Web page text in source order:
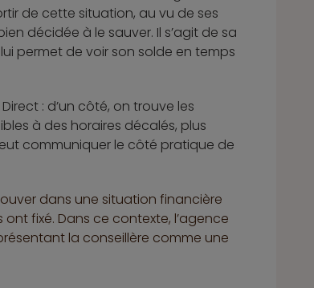
de cette situation, au vu de ses
décidée à le sauver. Il s’agit de sa
lui permet de voir son solde en temps
: d’un côté, on trouve les
à des horaires décalés, plus
communiquer le côté pratique de
dans une situation financière
fixé. Dans ce contexte, l’agence
la conseillère comme une